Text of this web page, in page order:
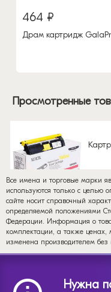
464 ₽
Драм картридж
Просмотренные
Все имена и торговые марки
используются только с
сайте носит справочный
определяемой положениями
Федерации. Информация о
комплектации, а также
изменена производителем без
Нужна